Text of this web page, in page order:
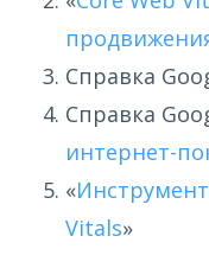
Cправка
Cправка
интернет-
«
Vitals»